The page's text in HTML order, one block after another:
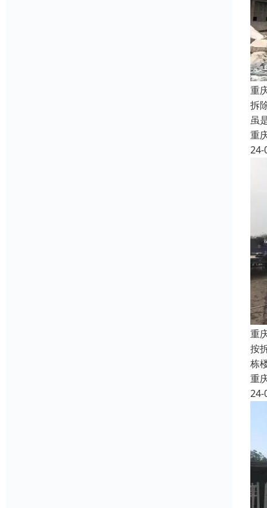
重
拆
虽
重
24-
重
按
栋
重
24-